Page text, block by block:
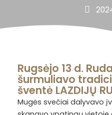
Rugsėjo 13 d.
šurmuliavo
šventė LAZDIJŲ
Mugės svečiai dalyvavo